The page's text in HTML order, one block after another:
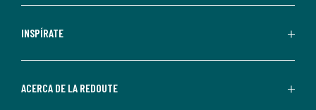
comerciales
personalizadas
parte
INSPÍRATE
ACERCA DE LA REDOUTE